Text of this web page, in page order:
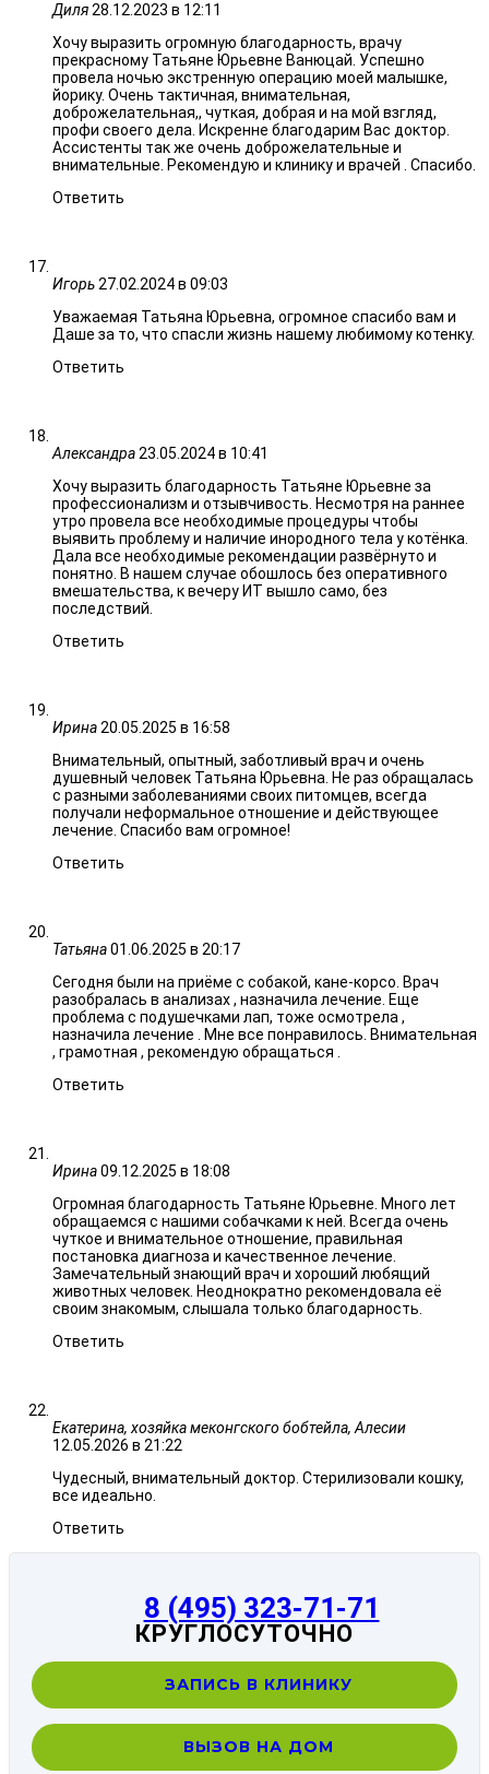
Диля 28.12.2023 в 12:11
Хочу выразить огромную благодарность, врачу
прекрасному Татьяне Юрьевне Ванюцай. Успешно
провела ночью экстренную операцию моей малышке,
йорику. Очень тактичная, внимательная,
доброжелательная,, чуткая, добрая и на мой взгляд,
профи своего дела. Искренне благодарим Вас доктор.
Ассистенты так же очень доброжелательные и
внимательные. Рекомендую и клинику и врачей . Спасибо.
Ответить
Игорь 27.02.2024 в 09:03
Уважаемая Татьяна Юрьевна, огромное спасибо вам и
Даше за то, что спасли жизнь нашему любимому котенку.
Ответить
Александра 23.05.2024 в 10:41
Хочу выразить благодарность Татьяне Юрьевне за
профессионализм и отзывчивость. Несмотря на раннее
утро провела все необходимые процедуры чтобы
выявить проблему и наличие инородного тела у котёнка.
Дала все необходимые рекомендации развёрнуто и
понятно. В нашем случае обошлось без оперативного
вмешательства, к вечеру ИТ вышло само, без
последствий.
Ответить
Ирина 20.05.2025 в 16:58
Внимательный, опытный, заботливый врач и очень
душевный человек Татьяна Юрьевна. Не раз обращалась
с разными заболеваниями своих питомцев, всегда
получали неформальное отношение и действующее
лечение. Спасибо вам огромное!
Ответить
Татьяна01.06.2025 в 20:17
Сегодня были на приёме с собакой, кане-корсо. Врач
разобралась в анализах , назначила лечение. Еще
проблема с подушечками лап, тоже осмотрела ,
назначила лечение . Мне все понравилось. Внимательная
, грамотная , рекомендую обращаться .
Ответить
Ирина09.12.2025 в 18:08
Огромная благодарность Татьяне Юрьевне. Много лет
обращаемся с нашими собачками к ней. Всегда очень
чуткое и внимательное отношение, правильная
постановка диагноза и качественное лечение.
Замечательный знающий врач и хороший любящий
животных человек. Неоднократно рекомендовала её
своим знакомым, слышала только благодарность.
Ответить
Екатерина, хозяйка меконгского бобтейла, Алесии
12.05.2026 в 21:22
Чудесный, внимательный доктор. Стерилизовали кошку,
все идеально.
Ответить
8 (495) 323-71-71
КРУГЛОСУТОЧНО
ЗАПИСЬ В КЛИНИКУ
ВЫЗОВ НА ДОМ